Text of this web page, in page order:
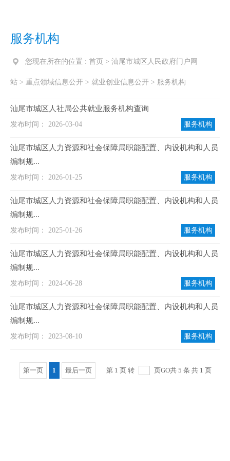
服务机构
您现在所在的位置 : 首页 > 汕尾市城区人民政府门户网
站 > 重点领域信息公开 > 就业创业信息公开 > 服务机构
汕尾市城区人社局公共就业服务机构查询
发布时间： 2026-03-04 服务机构
汕尾市城区人力资源和社会保障局职能配置、内设机构和人员
编制规...
发布时间： 2026-01-25 服务机构
汕尾市城区人力资源和社会保障局职能配置、内设机构和人员
编制规...
发布时间： 2025-01-26 服务机构
汕尾市城区人力资源和社会保障局职能配置、内设机构和人员
编制规...
发布时间： 2024-06-28 服务机构
汕尾市城区人力资源和社会保障局职能配置、内设机构和人员
编制规...
发布时间： 2023-08-10 服务机构
第一页 1 最后一页 第 1 页 转 页GO共 5 条 共 1 页